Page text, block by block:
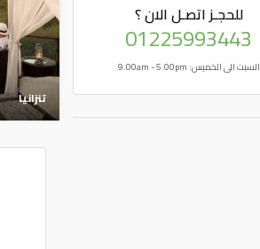
للحجـزاتصـل الان ؟
01225993443
السبت الى الخميس: 9.00am - 5.00pm
تنزانيا